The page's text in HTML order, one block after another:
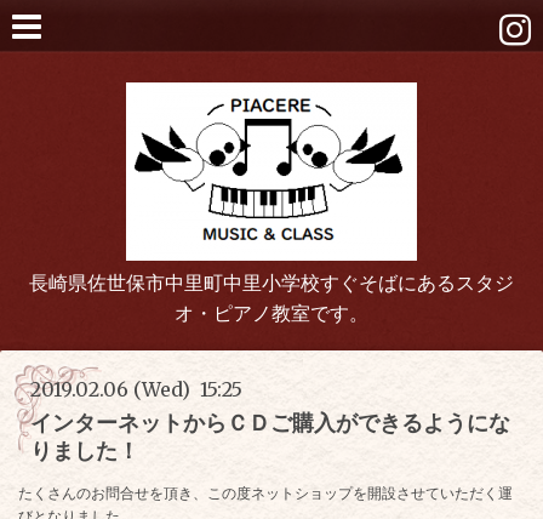
長崎県佐世保市中里町中里小学校すぐそばにあるスタジ
オ・ピアノ教室です。
2019.02.06 (Wed) 15:25
インターネットからＣＤご購入ができるようにな
りました！
たくさんのお問合せを頂き、この度ネットショップを開設させていただく運